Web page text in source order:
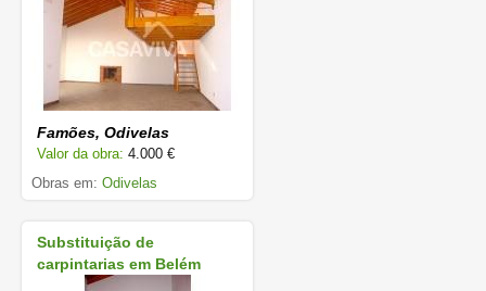
Famões, Odivelas
Valor da obra: 4.000 €
Obras em: Odivelas
Substituição de
carpintarias em Belém